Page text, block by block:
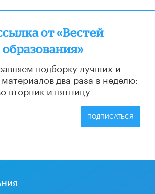
от «Вестей
образования»
подборку лучших и
два раза в неделю:
вторник и пятницу
ПОДПИСАТЬСЯ